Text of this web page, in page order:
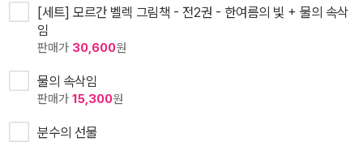
[세트] 모르간 벨렉 그림책 - 전2권 - 한여름의 빛 + 물의 속삭
임
판매가 30,600원
물의 속삭임
판매가 15,300원
분수의 선물